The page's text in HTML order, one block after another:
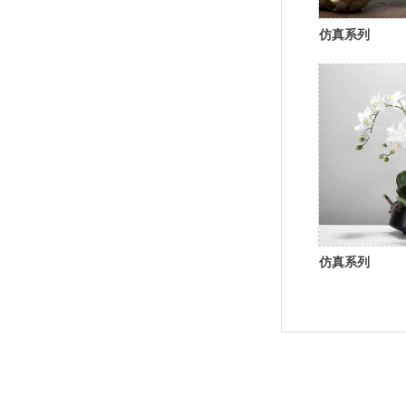
仿真系列
仿真系列